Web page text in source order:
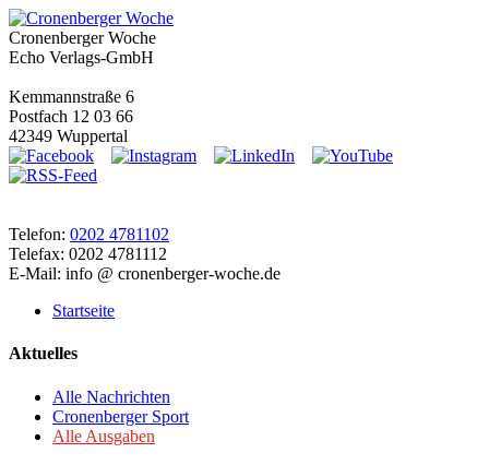
Cronenberger Woche
Echo Verlags-GmbH
Kemmannstraße 6
Postfach 12 03 66
42349 Wuppertal
Telefon: 0202 4781102
Telefax: 0202 4781112
E-Mail: info @ cronenberger-woche.de
Startseite
Aktuelles
Alle Nachrichten
Cronenberger Sport
Alle Ausgaben